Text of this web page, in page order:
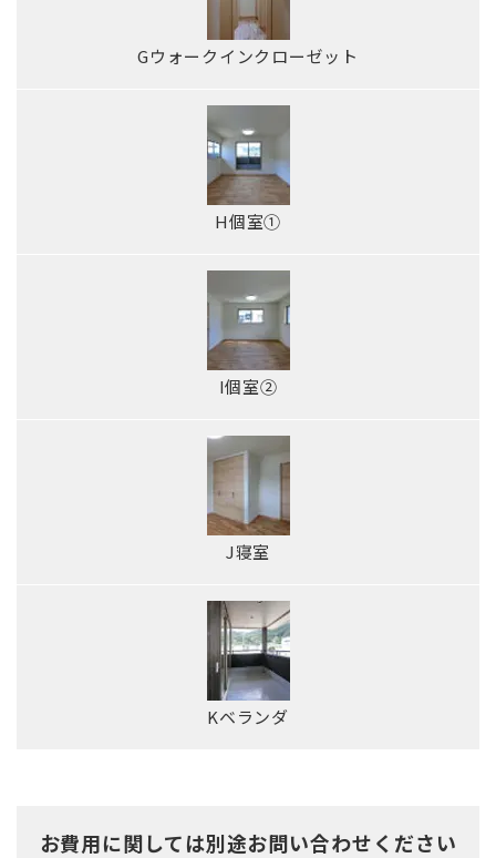
Gウォークインクローゼット
H個室①
I個室②
J寝室
Kベランダ
お費用に関しては別途お問い合わせください